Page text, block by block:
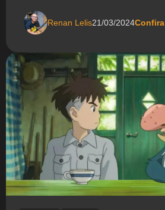
Renan Lelis21/03/2024Confira